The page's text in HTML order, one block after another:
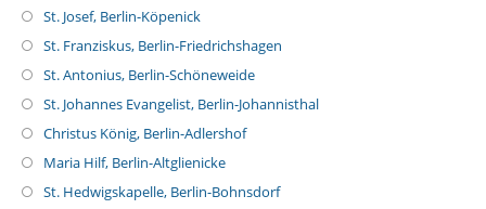
St. Josef, Berlin-Köpenick
St. Franziskus, Berlin-Friedrichshagen
St. Antonius, Berlin-Schöneweide
St. Johannes Evangelist, Berlin-Johannisthal
Christus König, Berlin-Adlershof
Maria Hilf, Berlin-Altglienicke
St. Hedwigskapelle, Berlin-Bohnsdorf